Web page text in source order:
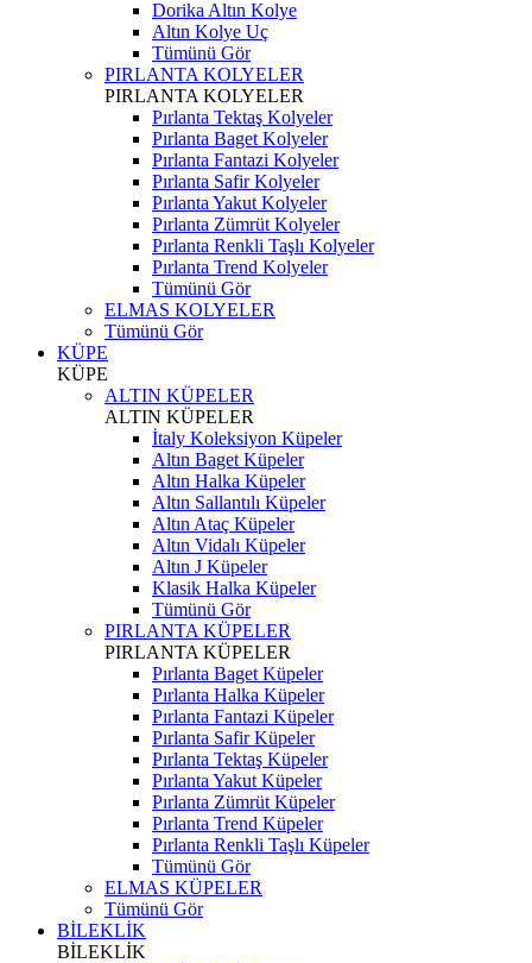
Dorika Altın Kolye
Altın Kolye Uç
Tümünü Gör
PIRLANTA KOLYELER
PIRLANTA KOLYELER
Pırlanta Tektaş Kolyeler
Pırlanta Baget Kolyeler
Pırlanta Fantazi Kolyeler
Pırlanta Safir Kolyeler
Pırlanta Yakut Kolyeler
Pırlanta Zümrüt Kolyeler
Pırlanta Renkli Taşlı Kolyeler
Pırlanta Trend Kolyeler
Tümünü Gör
ELMAS KOLYELER
Tümünü Gör
KÜPE
KÜPE
ALTIN KÜPELER
ALTIN KÜPELER
İtaly Koleksiyon Küpeler
Altın Baget Küpeler
Altın Halka Küpeler
Altın Sallantılı Küpeler
Altın Ataç Küpeler
Altın Vidalı Küpeler
Altın J Küpeler
Klasik Halka Küpeler
Tümünü Gör
PIRLANTA KÜPELER
PIRLANTA KÜPELER
Pırlanta Baget Küpeler
Pırlanta Halka Küpeler
Pırlanta Fantazi Küpeler
Pırlanta Safir Küpeler
Pırlanta Tektaş Küpeler
Pırlanta Yakut Küpeler
Pırlanta Zümrüt Küpeler
Pırlanta Trend Küpeler
Pırlanta Renkli Taşlı Küpeler
Tümünü Gör
ELMAS KÜPELER
Tümünü Gör
BİLEKLİK
BİLEKLİK